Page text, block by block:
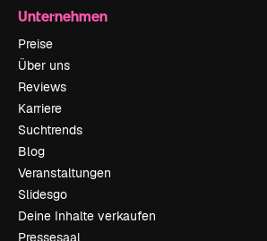
Unternehmen
Preise
Über uns
Reviews
Karriere
Suchtrends
Blog
Veranstaltungen
Slidesgo
Deine Inhalte verkaufen
Pressesaal